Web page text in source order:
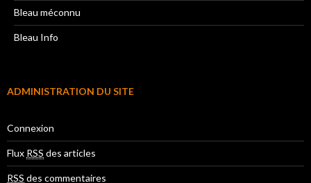
Bleau méconnu
Bleau Info
ADMINISTRATION DU SITE
Connexion
Flux RSS des articles
RSS des commentaires